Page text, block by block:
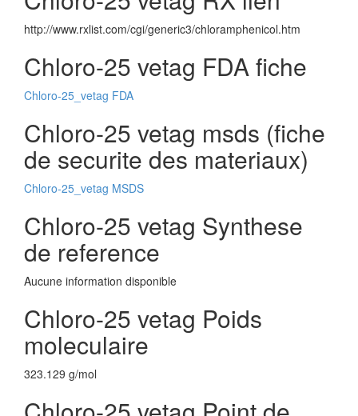
http://www.rxlist.com/cgi/generic3/chloramphenicol.htm
Chloro-25 vetag FDA fiche
Chloro-25_vetag FDA
Chloro-25 vetag msds (fiche
de securite des materiaux)
Chloro-25_vetag MSDS
Chloro-25 vetag Synthese
de reference
Aucune information disponible
Chloro-25 vetag Poids
moleculaire
323.129 g/mol